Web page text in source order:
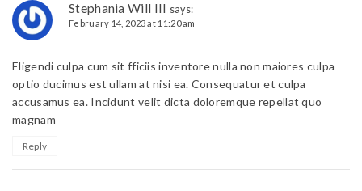
Stephania Will III says:
February 14, 2023 at 11:20 am
Eligendi culpa cum sit fficiis inventore nulla non maiores culpa
optio ducimus est ullam at nisi ea. Consequatur et culpa
accusamus ea. Incidunt velit dicta doloremque repellat quo
magnam
Reply